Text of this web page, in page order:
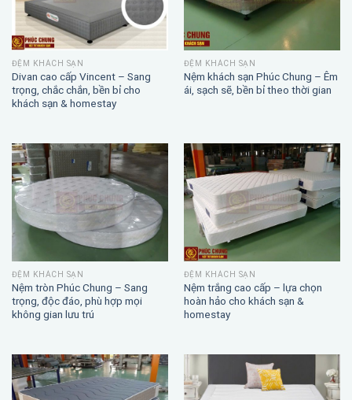
ĐỆM KHÁCH SẠN
Divan cao cấp Vincent – Sang
trọng, chắc chắn, bền bỉ cho
khách sạn & homestay
ĐỆM KHÁCH SẠN
Nệm khách sạn Phúc Chung – Êm
ái, sạch sẽ, bền bỉ theo thời gian
ĐỆM KHÁCH SẠN
Nệm tròn Phúc Chung – Sang
trọng, độc đáo, phù hợp mọi
không gian lưu trú
ĐỆM KHÁCH SẠN
Nệm trắng cao cấp – lựa chọn
hoàn hảo cho khách sạn &
homestay